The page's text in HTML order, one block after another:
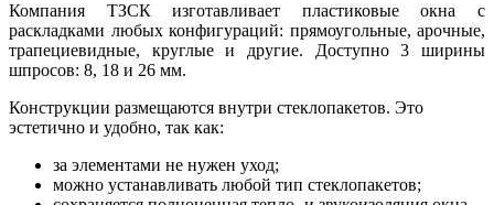
Компания ТЗСК изготавливает пластиковые окна с
раскладками любых конфигураций: прямоугольные, арочные,
трапециевидные, круглые и другие. Доступно 3 ширины
шпросов: 8, 18 и 26 мм.
Конструкции размещаются внутри стеклопакетов. Это
эстетично и удобно, так как:
за элементами не нужен уход;
можно устанавливать любой тип стеклопакетов;